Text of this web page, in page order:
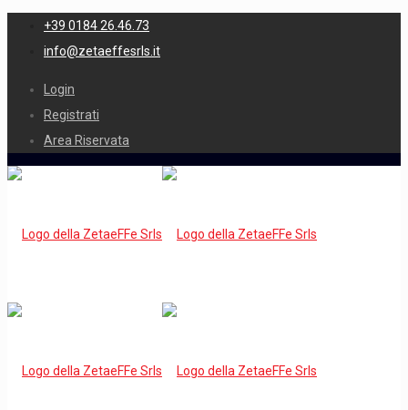
+39 0184 26.46.73
info@zetaeffesrls.it
Login
Registrati
Area Riservata